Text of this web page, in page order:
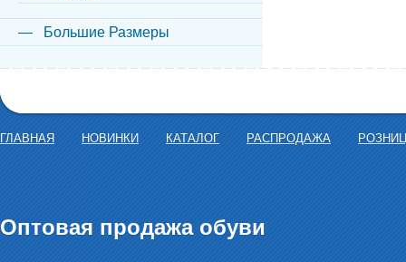
Большие Размеры
ГЛАВНАЯ НОВИНКИ КАТАЛОГ РАСПРОДАЖА
Оптовая продажа обуви